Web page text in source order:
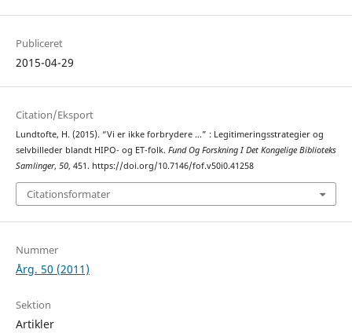
Publiceret
2015-04-29
Citation/Eksport
Lundtofte, H. (2015). “Vi er ikke forbrydere …” : Legitimeringsstrategier og
selvbilleder blandt HIPO- og ET-folk. Fund Og Forskning I Det Kongelige Biblioteks
Samlinger, 50, 451. https://doi.org/10.7146/fof.v50i0.41258
Citationsformater
Nummer
Årg. 50 (2011)
Sektion
Artikler